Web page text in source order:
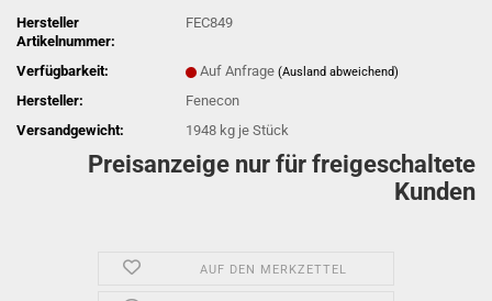
Hersteller
Artikelnummer:
FEC849
Verfügbarkeit: Auf Anfrage (Ausland abweichend)
Hersteller:
Fenecon
Versandgewicht:
1948 kg je Stück
Preisanzeige nur für freigeschaltete
Kunden
AUF DEN MERKZETTEL